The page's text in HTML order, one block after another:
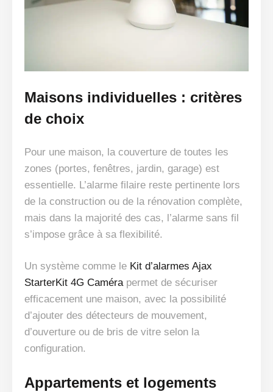
Maisons individuelles : critères
de choix
Pour une maison, la couverture de toutes les
zones (portes, fenêtres, jardin, garage) est
essentielle. L’alarme filaire reste pertinente lors
de la construction ou de la rénovation complète,
mais dans la majorité des cas, l’alarme sans fil
s’impose grâce à sa flexibilité.
Un système comme le Kit d’alarmes Ajax
StarterKit 4G Camérapermet de sécuriser
efficacement une maison, avec la possibilité
d’ajouter des détecteurs de mouvement,
d’ouverture ou de bris de vitre selon la
configuration.
Appartements et logements